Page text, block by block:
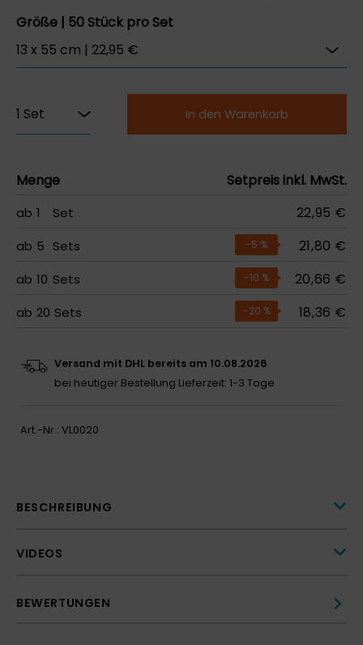
Größe | 50 Stück pro Set
In den Warenkorb
Menge Setpreis inkl. MwSt.
ab 1 Set 22,95 €
ab 5 Sets -5 % 21,80 €
ab 10 Sets -10 % 20,66 €
ab 20 Sets -20 % 18,36 €
Versand mit DHL bereits am 10.08.2026
bei heutiger Bestellung Lieferzeit: 1-3 Tage
Art.-Nr.: VL0020
BESCHREIBUNG
VIDEOS
BEWERTUNGEN